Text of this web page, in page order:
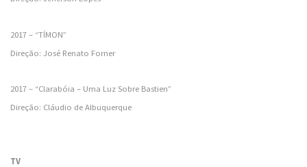
2017 – “TÍMON”
Direção: José Renato Forner
2017 – “Clarabóia – Uma Luz Sobre Bastien”
Direção: Cláudio de Albuquerque
TV